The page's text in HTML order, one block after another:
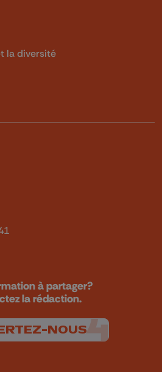
la diversité
à partager?
la rédaction.
NOUS